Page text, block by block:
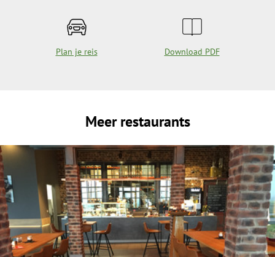
Plan je reis Download PDF
Meer restaurants